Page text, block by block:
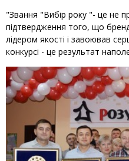
"Звання "Вибір року "- це не
підтвердження того, що
лідером якості і завоював
конкурсі - це результат